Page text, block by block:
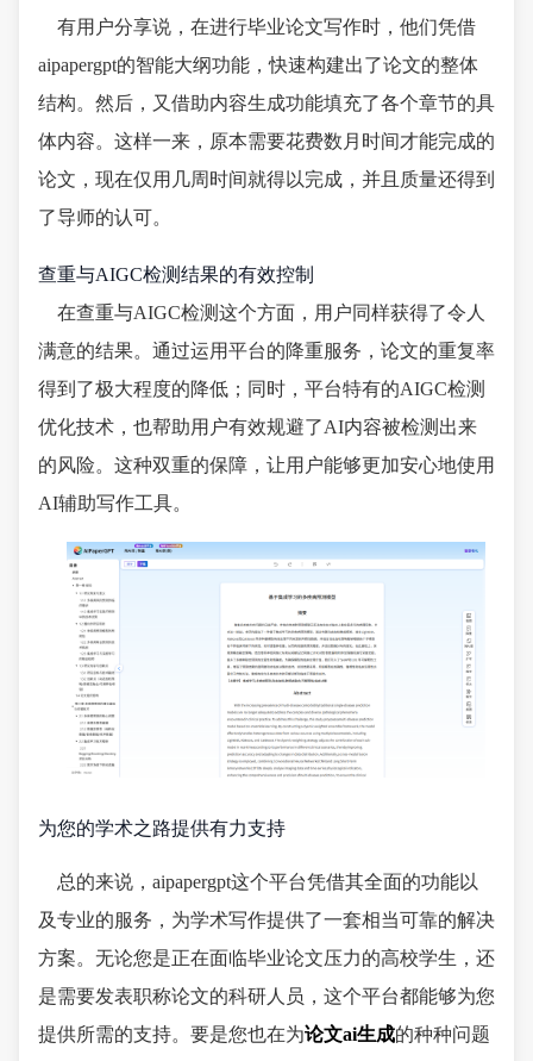
有用户分享说，在进行毕业论文写作时，他们凭借
aipapergpt的智能大纲功能，快速构建出了论文的整体
结构。然后，又借助内容生成功能填充了各个章节的具
体内容。这样一来，原本需要花费数月时间才能完成的
论文，现在仅用几周时间就得以完成，并且质量还得到
了导师的认可。
查重与AIGC检测结果的有效控制
在查重与AIGC检测这个方面，用户同样获得了令人
满意的结果。通过运用平台的降重服务，论文的重复率
得到了极大程度的降低；同时，平台特有的AIGC检测
优化技术，也帮助用户有效规避了AI内容被检测出来
的风险。这种双重的保障，让用户能够更加安心地使用
AI辅助写作工具。
为您的学术之路提供有力支持
总的来说，aipapergpt这个平台凭借其全面的功能以
及专业的服务，为学术写作提供了一套相当可靠的解决
方案。无论您是正在面临毕业论文压力的高校学生，还
是需要发表职称论文的科研人员，这个平台都能够为您
提供所需的支持。要是您也在为论文ai生成的种种问题